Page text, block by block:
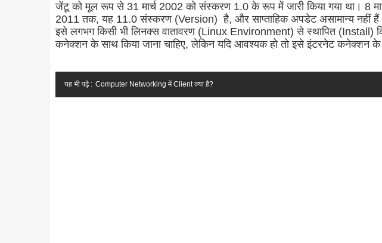
जेंटू को मूल रूप से 31 मार्च 2002 को संस्करण 1.0 के रूप में जारी किया गया था। 8
2011 तक, यह 11.0 संस्करण (Version) है, और साप्ताहिक अपडेट असामान्य नहीं
इसे लगभग किसी भी लिनक्स वातावरण (Linux Environment) से स्थापित (Install)
कनेक्शन के साथ किया जाना चाहिए, लेकिन यदि आवश्यक हो तो इसे इंटरनेट कनेक्शन के
यह भी पढ़े : Computer Networking में Client क्या है?